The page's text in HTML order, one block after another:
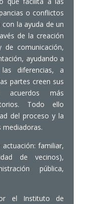
o conflictos
la ayuda de un
de la creación
comunicación,
ayudando a
diferencias, a
partes creen sus
acuerdos más
Todo ello
del proceso y la
mediadoras.
familiar,
de vecinos),
pública,
el Instituto de